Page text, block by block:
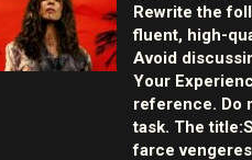
Rewrite the
fluent, high-
Avoid
Your
reference. Do
task. The
farce